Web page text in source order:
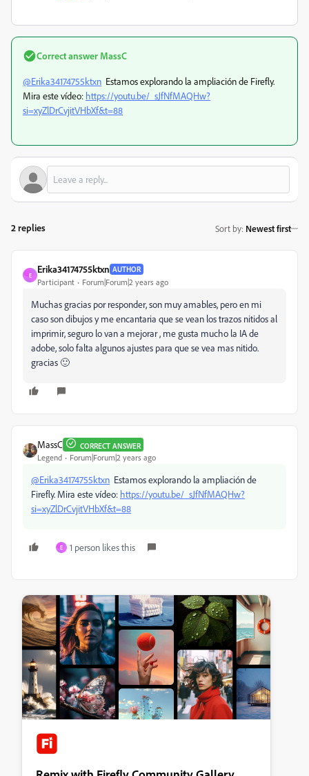
Correct answer MassC
@Erika34174755ktxn Estamos explorando la ampliación de Firefly.
Mira este vídeo: https://youtu.be/_sJfNfMAQHw?
si=xyZlDrCvjitVHbXf&t=88
2 replies Sort by: Newest first
E
Erika34174755ktxn AUTHOR
Participant Forum|Forum|2 years ago
Muchas gracias por responder, son muy amables, pero en mi
caso son dibujos y me encantaria que se vean los trazos nitidos al
imprimir, seguro lo van a mejorar , me gusta mucho la IA de
adobe, solo falta algunos ajustes para que se vea mas nitido.
gracias 🙂
MassC CORRECT ANSWER
Legend Forum|Forum|2 years ago
@Erika34174755ktxn Estamos explorando la ampliación de
Firefly. Mira este vídeo: https://youtu.be/_sJfNfMAQHw?
si=xyZlDrCvjitVHbXf&t=88
E 1 person likes this